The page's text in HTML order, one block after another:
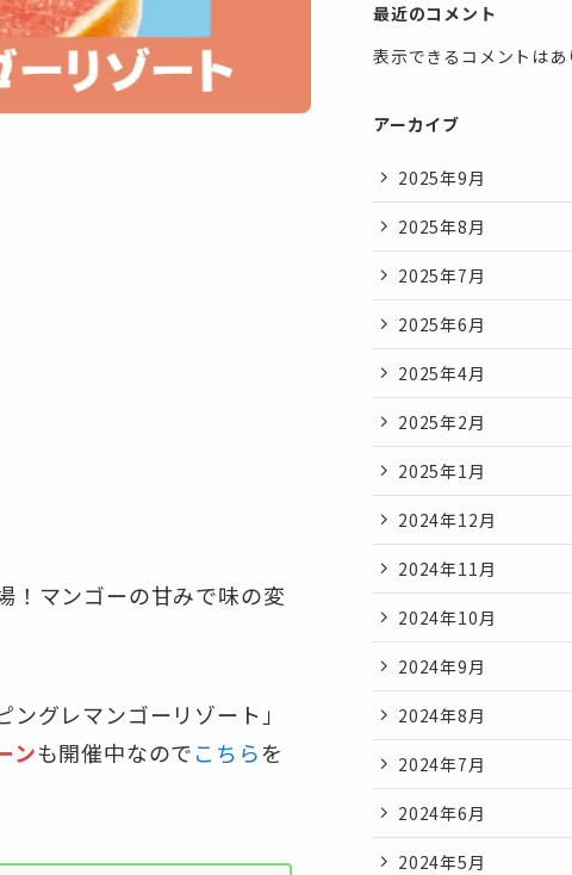
！マンゴーの甘みで味の変
グレマンゴーリゾート」
ンも開催中なのでこちらを
最近のコメント
表示できるコメントはあ
アーカイブ
2025年9月
2025年8月
2025年7月
2025年6月
2025年4月
2025年2月
2025年1月
2024年12月
2024年11月
2024年10月
2024年9月
2024年8月
2024年7月
2024年6月
2024年5月